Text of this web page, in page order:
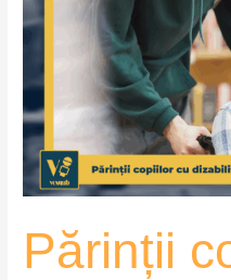
Părinții
de
muncă
de
–
VoxQub